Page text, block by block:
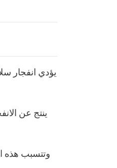
يؤدي انفجار
ينتج عن
وتتسبب هذه